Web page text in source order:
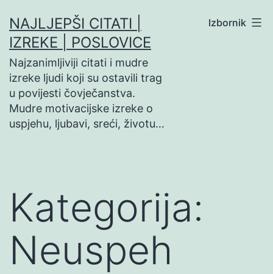
na
sadržaj
NAJLJEPŠI CITATI |
IZREKE | POSLOVICE
Najzanimljiviji citati i mudre
izreke ljudi koji su ostavili trag
u povijesti čovječanstva.
Mudre motivacijske izreke o
uspjehu, ljubavi, sreći, životu…
Izbornik
Kategorija:
Neuspeh